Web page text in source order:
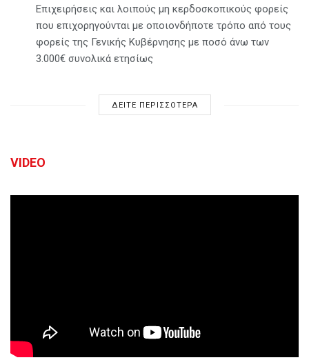
Επιχειρήσεις και λοιπούς μη κερδοσκοπικούς φορείς
που επιχορηγούνται με οποιονδήποτε τρόπο από τους
φορείς της Γενικής Κυβέρνησης με ποσό άνω των
3.000€ συνολικά ετησίως
ΔΕΙΤΕ ΠΕΡΙΣΣΟΤΕΡΑ
VIDEO